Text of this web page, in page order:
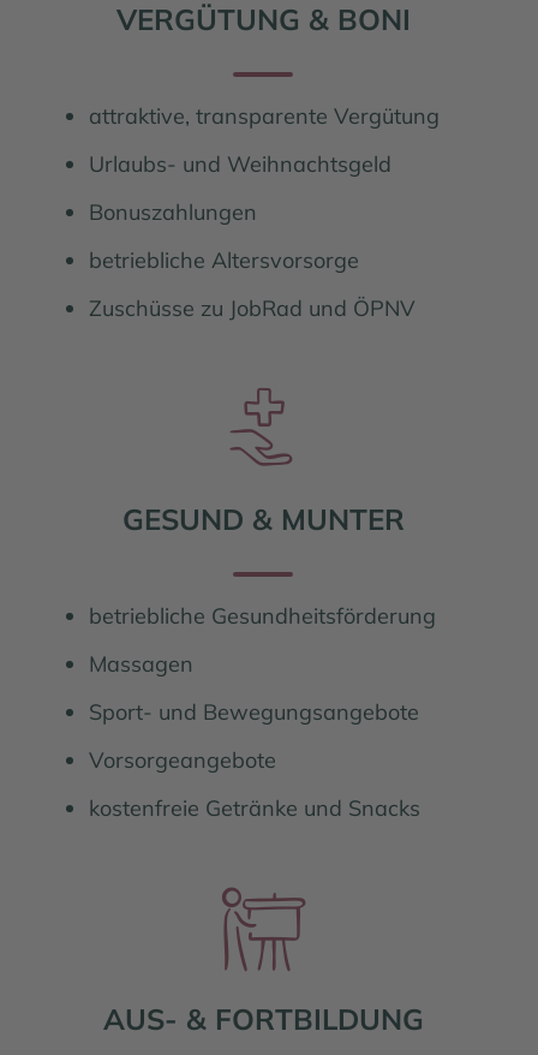
VERGÜTUNG & BONI
attraktive, transparente Vergütung
Urlaubs- und Weihnachtsgeld
Bonuszahlungen
betriebliche Altersvorsorge
Zuschüsse zu JobRad und ÖPNV
GESUND & MUNTER
betriebliche Gesundheitsförderung
Massagen
Sport- und Bewegungsangebote
Vorsorgeangebote
kostenfreie Getränke und Snacks
AUS- & FORTBILDUNG